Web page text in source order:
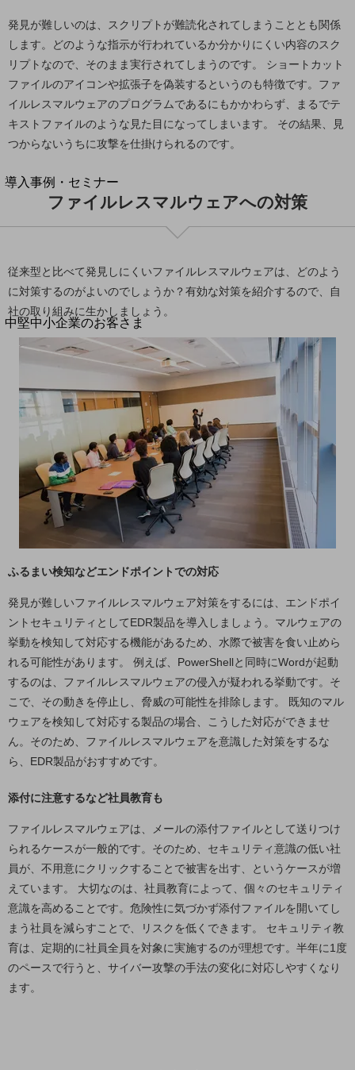
運用保守・故障紛失サポート
回線・ネットワーク
導入事例・セミナー
導入事例TOP
最新の導入事例や注目の導入事例をご紹介します
開催・出展する各種セミナー、イベント情報をご紹介します
中堅中小企業のお客さま
NTTドコモビジネスウォッチ
ビジネスお役立ち情報
旬な話題やお役立ち資料などDXの課題を
解決するヒントをお届けする記事サイト
新着記事
お役立ち資料ダウンロード
トレンド記事特集
IT用語集
中堅中小企業向け
サービス・ソリューション
課題やニーズに合ったサービスをご紹介し、
中堅中小企業のビジネスをサポート！
お悩みから見つけるTOP
ネットワーク
モバイル・音声
バックオフィス
リモート・ハイブリッドワーク
セキュリティ
その他のお悩みはこちら
業界から見つける
運輸業
建設業
地域産業
その他の業界はこちら
ゲーム感覚で見つける
ビジネスお悩み診断
発見が難しいのは、スクリプトが難読化されてしまうこととも関係
します。どのような指示が行われているか分かりにくい内容のスク
リプトなので、そのまま実行されてしまうのです。 ショートカット
ファイルのアイコンや拡張子を偽装するというのも特徴です。ファ
イルレスマルウェアのプログラムであるにもかかわらず、まるでテ
キストファイルのような見た目になってしまいます。 その結果、見
つからないうちに攻撃を仕掛けられるのです。
ファイルレスマルウェアへの対策
従来型と比べて発見しにくいファイルレスマルウェアは、どのよう
に対策するのがよいのでしょうか？有効な対策を紹介するので、自
社の取り組みに生かしましょう。
ふるまい検知などエンドポイントでの対応
発見が難しいファイルレスマルウェア対策をするには、エンドポイ
ントセキュリティとしてEDR製品を導入しましょう。マルウェアの
挙動を検知して対応する機能があるため、水際で被害を食い止めら
れる可能性があります。 例えば、PowerShellと同時にWordが起動
するのは、ファイルレスマルウェアの侵入が疑われる挙動です。そ
こで、その動きを停止し、脅威の可能性を排除します。 既知のマル
ウェアを検知して対応する製品の場合、こうした対応ができませ
ん。そのため、ファイルレスマルウェアを意識した対策をするな
ら、EDR製品がおすすめです。
添付に注意するなど社員教育も
ファイルレスマルウェアは、メールの添付ファイルとして送りつけ
られるケースが一般的です。そのため、セキュリティ意識の低い社
員が、不用意にクリックすることで被害を出す、というケースが増
えています。 大切なのは、社員教育によって、個々のセキュリティ
意識を高めることです。危険性に気づかず添付ファイルを開いてし
まう社員を減らすことで、リスクを低くできます。 セキュリティ教
育は、定期的に社員全員を対象に実施するのが理想です。半年に1度
のペースで行うと、サイバー攻撃の手法の変化に対応しやすくなり
ます。